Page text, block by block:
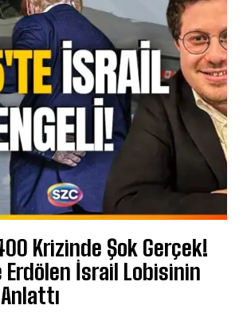
Krizinde Şok Gerçek!
Erdölen İsrail Lobisinin